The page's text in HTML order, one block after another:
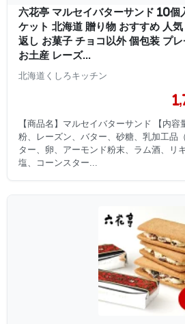
六花亭 マルセイバターサンド 10個
ケット 北海道 贈り物 おすすめ 人
返し お菓子 チョコ以外 個包装 プ
お土産 レーズ...
北海道くしろキッチン
【商品名】マルセイバターサンド 【内
粉、レーズン、バター、砂糖、乳加工品
ター、卵、アーモンド粉末、ラム酒、リ
塩、コーンスター...